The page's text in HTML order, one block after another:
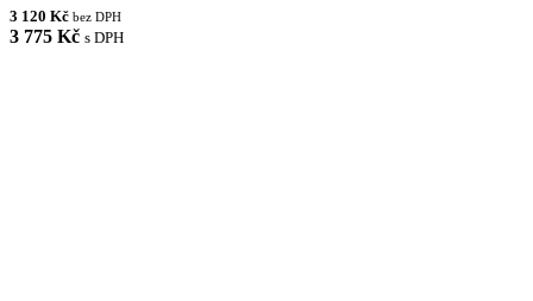
3 120 Kč bez DPH
3 775 Kč s DPH